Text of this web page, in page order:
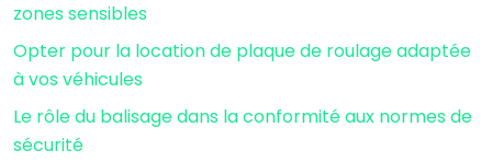
zones sensibles
Opter pour la location de plaque de roulage adaptée
à vos véhicules
Le rôle du balisage dans la conformité aux normes de
sécurité